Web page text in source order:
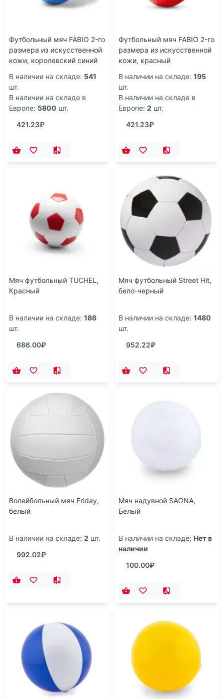
Футбольный мяч FABIO 2-го
размера из искусственной
кожи, королевский синий
В наличии на складе: 541
шт.
В наличии на складе в
Европе: 5800 шт.
421.23₽
Футбольный мяч FABIO 2-го
размера из искусственной
кожи, красный
В наличии на складе: 195
шт.
В наличии на складе в
Европе: 2 шт.
421.23₽
Мяч футбольный TUCHEL,
Красный
В наличии на складе: 186
шт.
686.00₽
Мяч футбольный Street Hit,
бело-черный
В наличии на складе: 1480
шт.
952.22₽
Волейбольный мяч Friday,
белый
В наличии на складе: 2 шт.
992.02₽
Мяч надувной SAONA,
Белый
В наличии на складе: Нет в
наличии
100.00₽